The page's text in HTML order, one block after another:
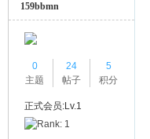
159bbmn
0
主题
24
帖子
5
积分
正式会员:Lv.1